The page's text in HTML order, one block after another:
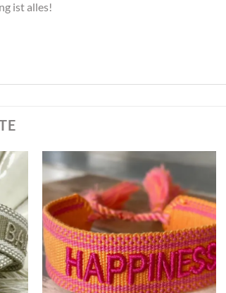
ist alles!